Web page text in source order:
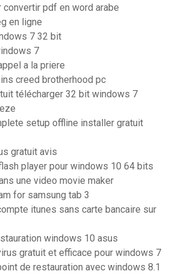
convertir pdf en word arabe
en ligne
7 32 bit
7
a la priere
creed brotherhood pc
télécharger 32 bit windows 7
setup offline installer gratuit
gratuit avis
player pour windows 10 64 bits
une video movie maker
for samsung tab 3
itunes sans carte bancaire sur
windows 10 asus
gratuit et efficace pour windows 7
de restauration avec windows 8.1